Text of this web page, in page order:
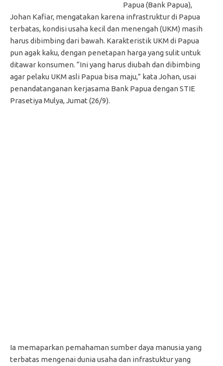
Papua (Bank Papua),
Johan Kafiar, mengatakan karena infrastruktur di Papua
terbatas, kondisi usaha kecil dan menengah (UKM) masih
harus dibimbing dari bawah. Karakteristik UKM di Papua
pun agak kaku, dengan penetapan harga yang sulit untuk
ditawar konsumen. “Ini yang harus diubah dan dibimbing
agar pelaku UKM asli Papua bisa maju,” kata Johan, usai
penandatanganan kerjasama Bank Papua dengan STIE
Prasetiya Mulya, Jumat (26/9).
Ia memaparkan pemahaman sumber daya manusia yang
terbatas mengenai dunia usaha dan infrastuktur yang